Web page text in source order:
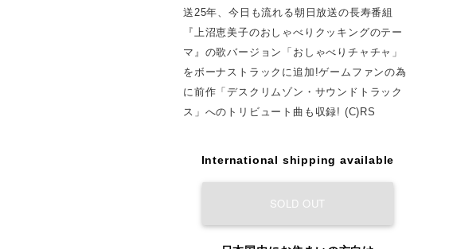
送25年、今日も流れる朝日放送の長寿番組
『上沼恵美子のおしゃべりクッキングのテー
マ』の歌バージョン「おしゃべりチャチャ」
をボーナストラックに追加!ゲームファンの為
に前作「デスクリムゾン・サウンドトラック
ス」へのトリビュート曲も収録! (C)RS
International shipping available
SOLD OUT